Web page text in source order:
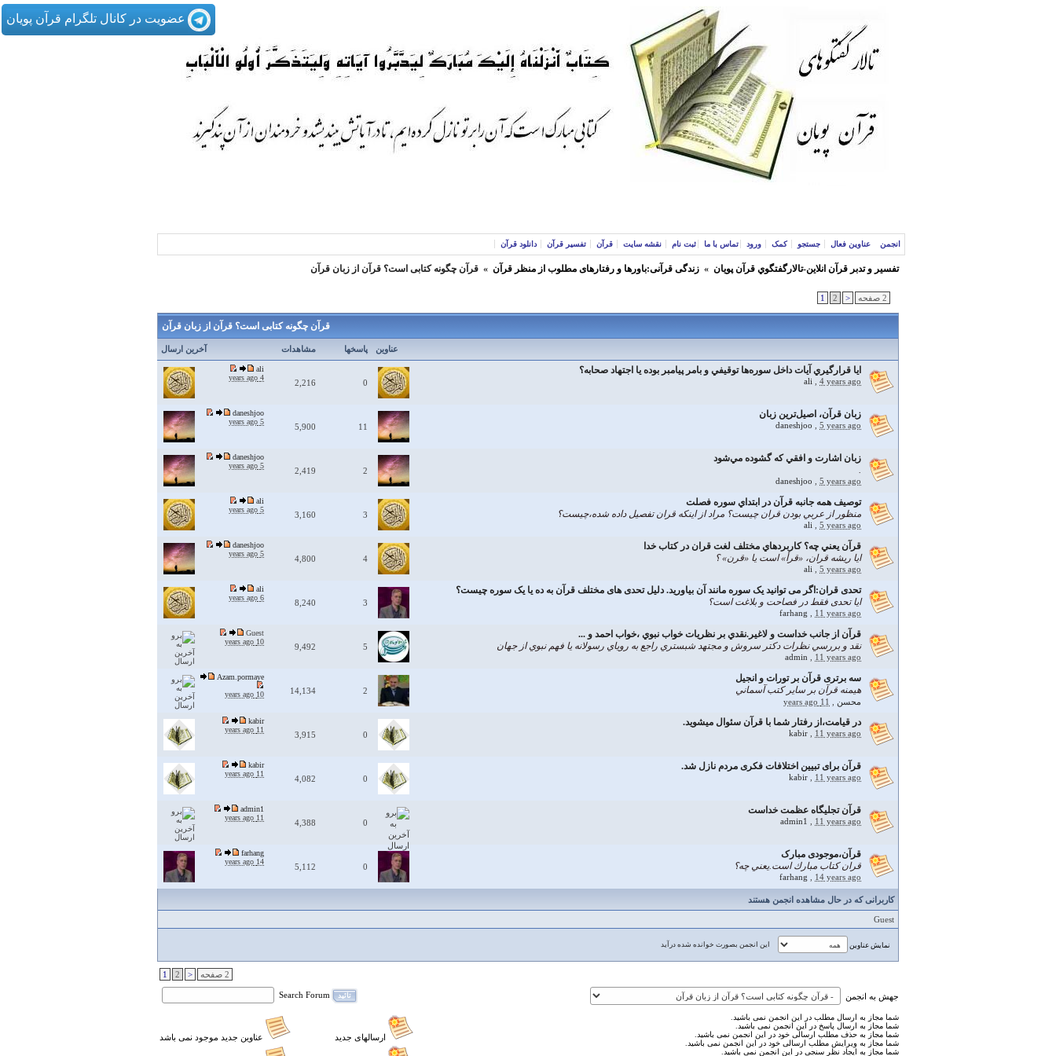
عضویت در کانال تلگرام قرآن پویان
انجمن عناوین فعال جستجو کمک ورود تماس با ما ثبت نام نقشه سایت قرآن تفسیر قرآن دانلود قرآن
تفسير و‌ تدبر قرآن انلاين-تالارگفتگوي قرآن پویان » زندگی قرآنی:باورها و رفتارهای مطلوب از منظر قرآن » قرآن چگونه کتابی است؟ قرآن از زبان قرآن
2 صفحه <
1 2
قرآن چگونه کتابی است؟ قرآن از زبان قرآن
عناوین پاسخها مشاهدات آخرین ارسال
ايا قرارگيري آيات داخل سوره‌ها توقيفي و بامر پيامبر بوده يا اجتهاد صحابه؟
ali 4 years ago
0
2,216
ali
4 years ago
زبان قرآن، اصيل‌ترين زبان
daneshjoo 5 years ago
11
5,900
daneshjoo
5 years ago
زبان اشارت و افقي که گشوده مي‌شود
.
daneshjoo 5 years ago
2
2,419
daneshjoo
5 years ago
توصیف همه جانبه قرآن در ابتداي سوره فصلت
منظور از عربي بودن قران چيست؟ مراد از اينكه قران تفصيل داده شده،چيست؟
ali 5 years ago
3
3,160
ali
5 years ago
قرآن يعني چه؟ كاربردهاي مختلف لغت قران در كتاب خدا
ايا ريشه قران، «قرأ» است يا «قرن» ؟
ali 5 years ago
4
4,800
daneshjoo
5 years ago
تحدی قران:اگر می توانید یک سوره مانند آن بیاورید. دلیل تحدی های مختلف قرآن به ده یا یک سوره چیست؟
ایا تحدی فقط در فصاحت و بلاغت است؟
farhang 11 years ago
3
8,240
ali
6 years ago
قرآن از جانب خداست و لاغير.نقدي بر نظريات خواب نبوي ،خواب احمد و ...
نقد و بررسي نظرات دكتر سروش و مجتهد شبستري راجع به روياي رسولانه يا فهم نبوي از جهان
admin 11 years ago
5
9,492
Guest
10 years ago
سه برتری قرآن بر تورات و انجیل
هيمنه قرآن بر ساير كتب آسماني
محسن 11 years ago
2
14,134
Azam.pormaye
10 years ago
در قیامت،از رفتار شما با قرآن سئوال میشوید.
kabir 11 years ago
0
3,915
kabir
11 years ago
قرآن برای تبیین اختلافات فکری مردم نازل شد.
kabir 11 years ago
0
4,082
kabir
11 years ago
قرآن تجليگاه عظمت خداست
admin1 11 years ago
0
4,388
admin1
11 years ago
قرآن،موجودی مبارک
قران كتاب مبارك است.يعني چه؟
farhang 14 years ago
0
5,112
farhang
14 years ago
کاربرانی که در حال مشاهده انجمن هستند
Guest
نمایش عناوین این انجمن بصورت خوانده شده درآید
2 صفحه <
1 2
Search Forum تائید جهش به انجمن
ارسالهای جدید عناوین جدید موجود نمی باشد
شما مجاز به ارسال مطلب در این انجمن نمی باشید.
شما مجاز به ارسال پاسخ در این انجمن نمی باشید.
شما مجاز به حذف مطلب ارسالی خود در این انجمن نمی باشید.
شما مجاز به ویرایش مطلب ارسالی خود در این انجمن نمی باشید.
شما مجاز به ایجاد نظر سنجی در این انجمن نمی باشید.